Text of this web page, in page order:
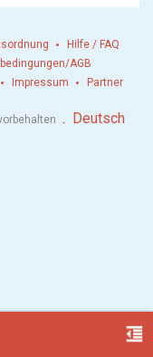
format_indent_decrease
Hilfe / FAQ
AGB
Impressum Partner
. Deutsch